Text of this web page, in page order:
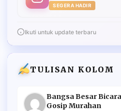
SEGERA HADIR
Ikuti untuk update terbaru
TULISAN KOLOM
Bangsa Besar
Gosip Murahan